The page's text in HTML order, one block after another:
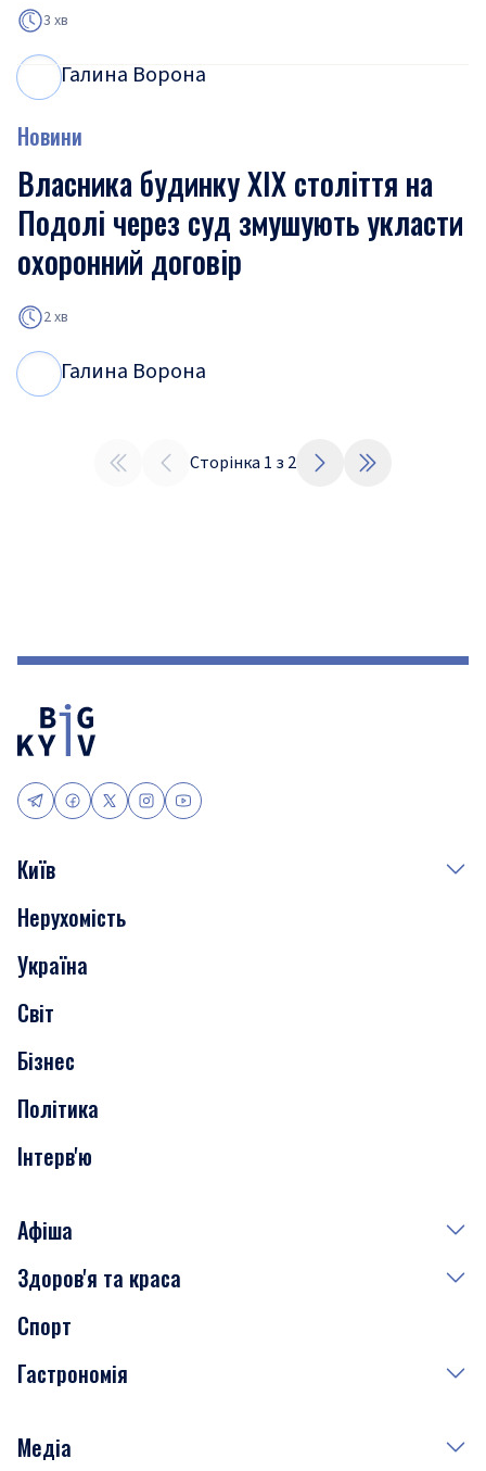
3 хв
Галина Ворона
Новини
Власника будинку XIX століття на
Подолі через суд змушують укласти
охоронний договір
2 хв
Галина Ворона
Сторінка 1 з 2
Київ
Події
Скандали
Нерухомість
Транспорт
Нерухомість
Україна
Світ
Бізнес
Політика
Інтерв'ю
Афіша
Сьогодні
Завтра
Субота
Здоров'я та краса
Медицина
Краса
Спорт
Гастрономія
Рецепти
Медіа